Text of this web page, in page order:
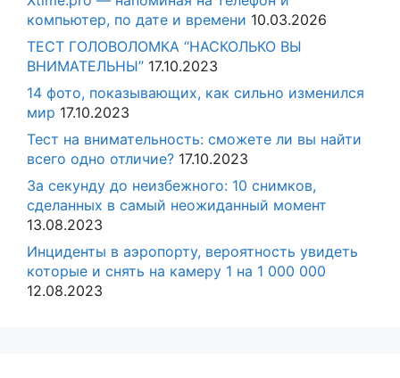
компьютер, по дате и времени 10.03.2026
ТЕСТ ГОЛОВОЛОМКА “НАСКОЛЬКО ВЫ
ВНИМАТЕЛЬНЫ” 17.10.2023
14 фото, показывающих, как сильно изменился
мир 17.10.2023
Тест на внимательность: сможете ли вы найти
всего одно отличие? 17.10.2023
За секунду до неизбежного: 10 снимков,
сделанных в самый неожиданный момент
13.08.2023
Инциденты в аэропорту, вероятность увидеть
которые и снять на камеру 1 на 1 000 000
12.08.2023